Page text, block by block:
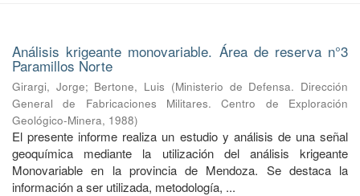
Análisis krigeante monovariable. Área de reserva n°3
Paramillos Norte
Girargi, Jorge; Bertone, Luis (Ministerio de Defensa. Dirección
General de Fabricaciones Militares. Centro de Exploración
Geológico-Minera, 1988)
El presente informe realiza un estudio y análisis de una señal
geoquímica mediante la utilización del análisis krigeante
Monovariable en la provincia de Mendoza. Se destaca la
información a ser utilizada, metodología, ...